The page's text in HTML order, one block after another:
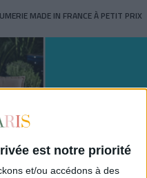
est notre priorité
et/ou accédons à des
MADE IN FRANCE À PETIT PRIX